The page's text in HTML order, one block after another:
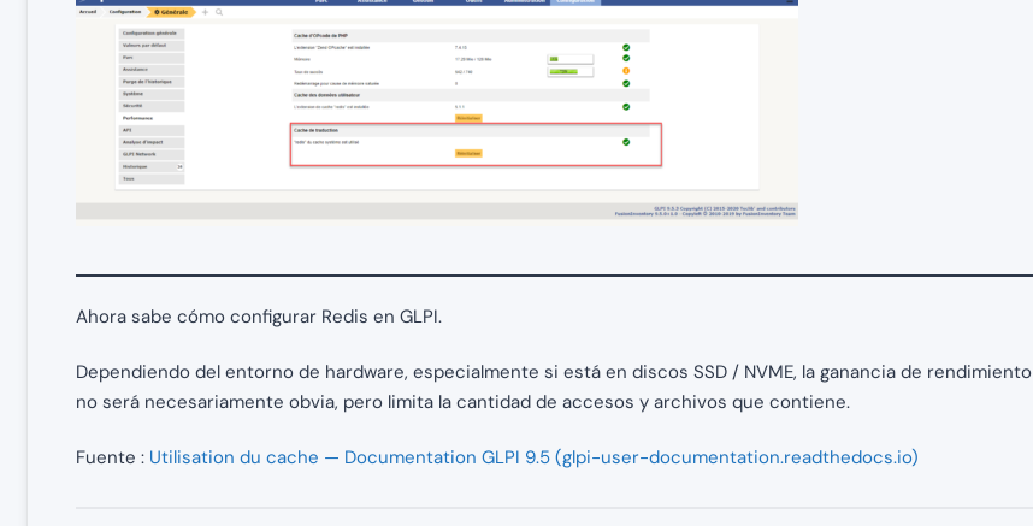
Ahora sabe cómo configurar Redis en GLPI.
Dependiendo del entorno de hardware, especialmente si está en discos SSD / NVME, la ganancia de rendimiento
no será necesariamente obvia, pero limita la cantidad de accesos y archivos que contiene.
Fuente : Utilisation du cache — Documentation GLPI 9.5 (glpi-user-documentation.readthedocs.io)